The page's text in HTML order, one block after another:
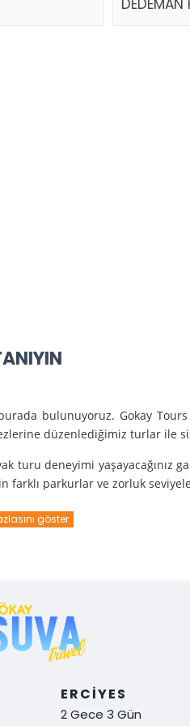
bulunuyoruz. Gokay
düzenlediğimiz turlar ile
deneyimi yaşayacağınız
parkurlar ve zorluk
uzman rehberlerle sizi güvenle
size özel, rahat ve
ERCIYES
2 Gece 3 Gün